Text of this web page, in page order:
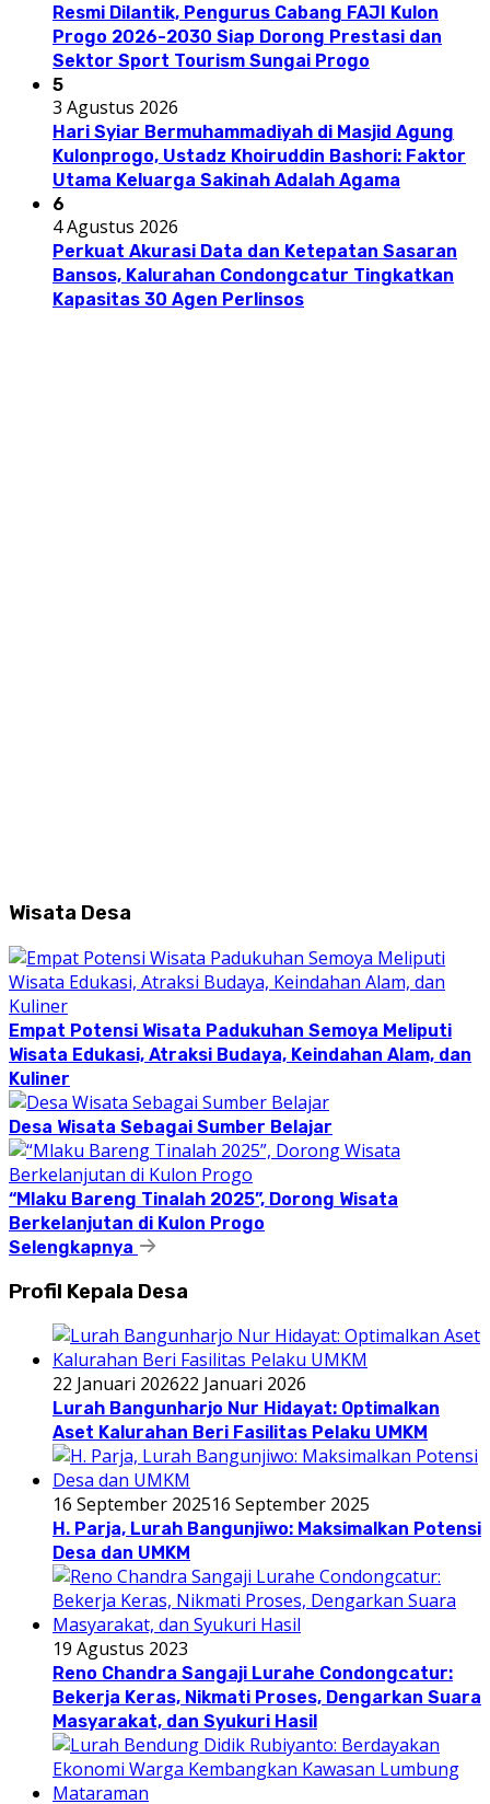
Resmi Dilantik, Pengurus Cabang FAJI Kulon
Progo 2026-2030 Siap Dorong Prestasi dan
Sektor Sport Tourism Sungai Progo
5
3 Agustus 2026
Hari Syiar Bermuhammadiyah di Masjid Agung
Kulonprogo, Ustadz Khoiruddin Bashori: Faktor
Utama Keluarga Sakinah Adalah Agama
6
4 Agustus 2026
Perkuat Akurasi Data dan Ketepatan Sasaran
Bansos, Kalurahan Condongcatur Tingkatkan
Kapasitas 30 Agen Perlinsos
Wisata Desa
Empat Potensi Wisata Padukuhan Semoya Meliputi
Wisata Edukasi, Atraksi Budaya, Keindahan Alam, dan
Kuliner
Desa Wisata Sebagai Sumber Belajar
“Mlaku Bareng Tinalah 2025”, Dorong Wisata
Berkelanjutan di Kulon Progo
Selengkapnya
Profil Kepala Desa
22 Januari 202622 Januari 2026
Lurah Bangunharjo Nur Hidayat: Optimalkan
Aset Kalurahan Beri Fasilitas Pelaku UMKM
16 September 202516 September 2025
H. Parja, Lurah Bangunjiwo: Maksimalkan Potensi
Desa dan UMKM
19 Agustus 2023
Reno Chandra Sangaji Lurahe Condongcatur:
Bekerja Keras, Nikmati Proses, Dengarkan Suara
Masyarakat, dan Syukuri Hasil